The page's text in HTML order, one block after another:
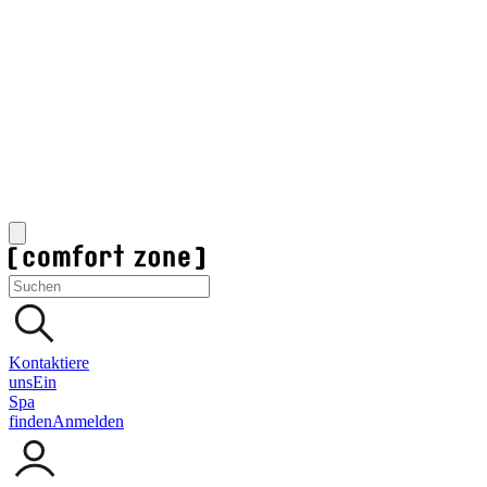
Kontaktiere
unsEin
Spa
findenAnmelden